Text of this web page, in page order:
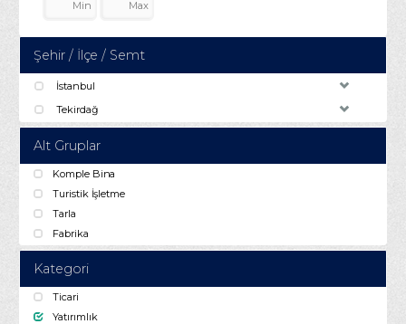
Şehir / İlçe / Semt
İstanbul
Tekirdağ
Alt Gruplar
Komple Bina
Turistik İşletme
Tarla
Fabrika
Kategori
Ticari
Yatırımlık